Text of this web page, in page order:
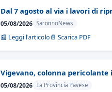
Dal 7 agosto al via i lavori di
05/08/2026 SaronnoNews
📰 Leggi l'articolo 📄 Scarica PDF
Vigevano, colonna pericolante
05/08/2026 La Provincia Pavese